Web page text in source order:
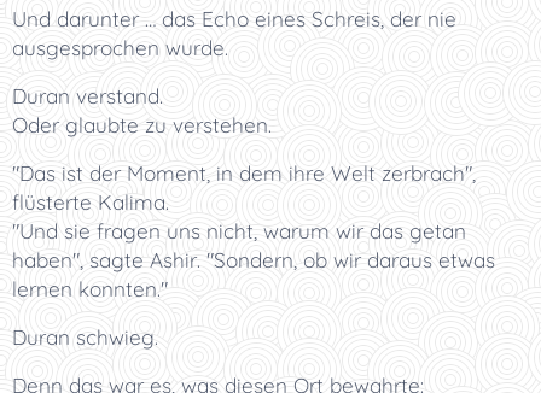
Und darunter … das Echo eines Schreis, der nie
ausgesprochen wurde.
Duran verstand.
Oder glaubte zu verstehen.
"Das ist der Moment, in dem ihre Welt zerbrach",
flüsterte Kalima.
"Und sie fragen uns nicht, warum wir das getan
haben", sagte Ashir. "Sondern, ob wir daraus etwas
lernen konnten."
Duran schwieg.
Denn das war es, was diesen Ort bewahrte: